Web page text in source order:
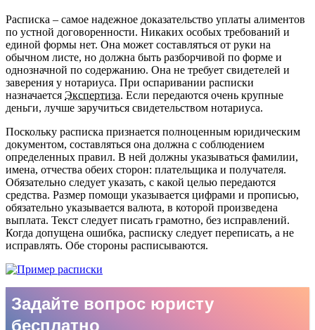
Расписка – самое надежное доказательство уплаты алиментов
по устной договоренности. Никаких особых требований и
единой формы нет. Она может составляться от руки на
обычном листе, но должна быть разборчивой по форме и
однозначной по содержанию. Она не требует свидетелей и
заверения у нотариуса. При оспаривании расписки
назначается Экспертиза. Если передаются очень крупные
деньги, лучше заручиться свидетельством нотариуса.
Поскольку расписка признается полноценным юридическим
документом, составляться она должна с соблюдением
определенных правил. В ней должны указываться фамилии,
имена, отчества обеих сторон: плательщика и получателя.
Обязательно следует указать, с какой целью передаются
средства. Размер помощи указывается цифрами и прописью,
обязательно указывается валюта, в которой произведена
выплата. Текст следует писать грамотно, без исправлений.
Когда допущена ошибка, расписку следует переписать, а не
исправлять. Обе стороны расписываются.